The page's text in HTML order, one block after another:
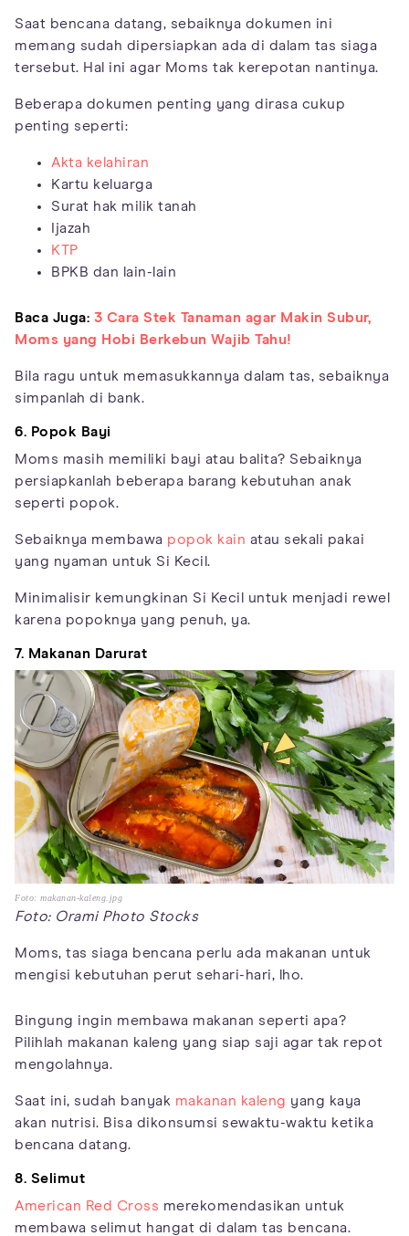
Saat bencana datang, sebaiknya dokumen ini
memang sudah dipersiapkan ada di dalam tas siaga
tersebut. Hal ini agar Moms tak kerepotan nantinya.
Beberapa dokumen penting yang dirasa cukup
penting seperti:
Akta kelahiran
Kartu keluarga
Surat hak milik tanah
Ijazah
KTP
BPKB dan lain-lain
Baca Juga: 3 Cara Stek Tanaman agar Makin Subur,
Moms yang Hobi Berkebun Wajib Tahu!
Bila ragu untuk memasukkannya dalam tas, sebaiknya
simpanlah di bank.
6. Popok Bayi
Moms masih memiliki bayi atau balita? Sebaiknya
persiapkanlah beberapa barang kebutuhan anak
seperti popok.
Sebaiknya membawa popok kain atau sekali pakai
yang nyaman untuk Si Kecil.
Minimalisir kemungkinan Si Kecil untuk menjadi rewel
karena popoknya yang penuh, ya.
7. Makanan Darurat
Foto: makanan-kaleng.jpg
Foto: Orami Photo Stocks
Moms, tas siaga bencana perlu ada makanan untuk
mengisi kebutuhan perut sehari-hari, lho.
Bingung ingin membawa makanan seperti apa?
Pilihlah makanan kaleng yang siap saji agar tak repot
mengolahnya.
Saat ini, sudah banyak makanan kaleng yang kaya
akan nutrisi. Bisa dikonsumsi sewaktu-waktu ketika
bencana datang.
8. Selimut
American Red Cross merekomendasikan untuk
membawa selimut hangat di dalam tas bencana.